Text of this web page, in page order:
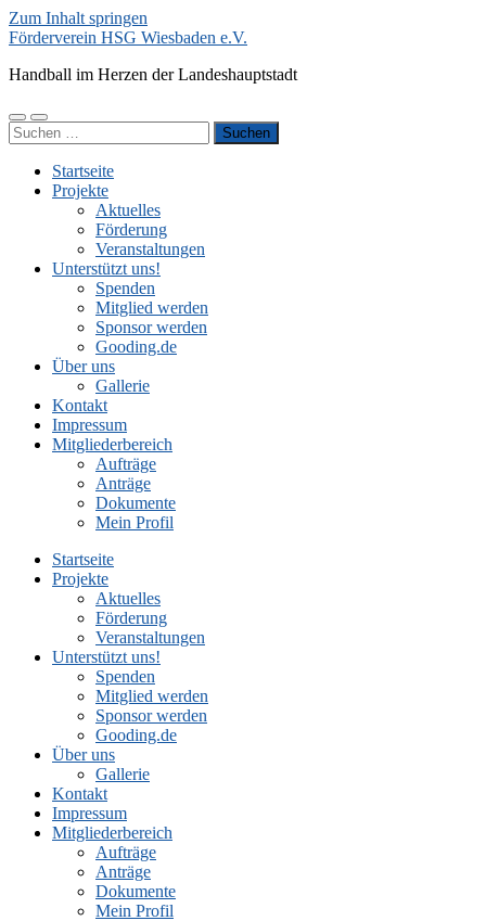
Zum Inhalt springen
Förderverein HSG Wiesbaden e.V.
Handball im Herzen der Landeshauptstadt
Mobile-
Menü
Suchfeld
ein-/ausblenden
Suchen
nach:
Startseite
Projekte
Aktuelles
Förderung
Veranstaltungen
Unterstützt uns!
Spenden
Mitglied werden
Sponsor werden
Gooding.de
Über uns
Gallerie
Kontakt
Impressum
Mitgliederbereich
Aufträge
Anträge
Dokumente
Mein Profil
Startseite
Projekte
Aktuelles
Förderung
Veranstaltungen
Unterstützt uns!
Spenden
Mitglied werden
Sponsor werden
Gooding.de
Über uns
Gallerie
Kontakt
Impressum
Mitgliederbereich
Aufträge
Anträge
Dokumente
Mein Profil